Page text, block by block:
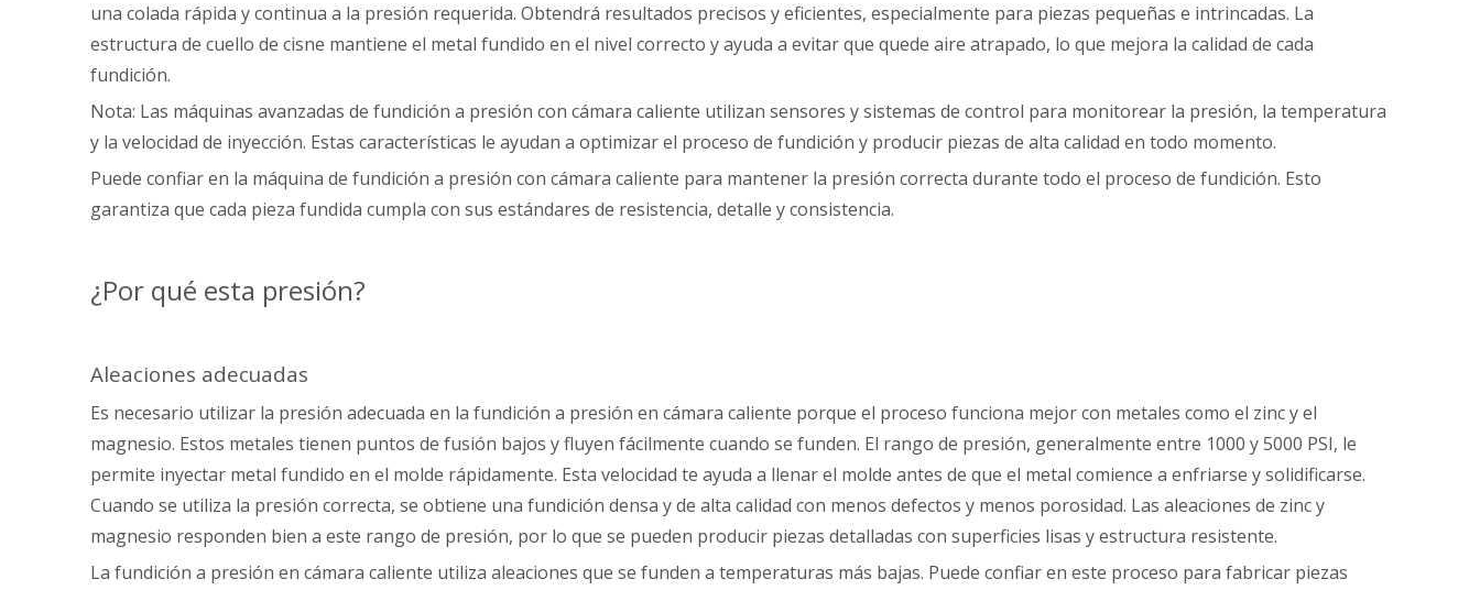
una colada rápida y continua a la presión requerida. Obtendrá resultados precisos y eficientes, especialmente para piezas pequeñas e intrincadas. La
estructura de cuello de cisne mantiene el metal fundido en el nivel correcto y ayuda a evitar que quede aire atrapado, lo que mejora la calidad de cada
fundición.
Nota: Las máquinas avanzadas de fundición a presión con cámara caliente utilizan sensores y sistemas de control para monitorear la presión, la temperatura
y la velocidad de inyección. Estas características le ayudan a optimizar el proceso de fundición y producir piezas de alta calidad en todo momento.
Puede confiar en la máquina de fundición a presión con cámara caliente para mantener la presión correcta durante todo el proceso de fundición. Esto
garantiza que cada pieza fundida cumpla con sus estándares de resistencia, detalle y consistencia.
¿Por qué esta presión?
Aleaciones adecuadas
Es necesario utilizar la presión adecuada en la fundición a presión en cámara caliente porque el proceso funciona mejor con metales como el zinc y el
magnesio. Estos metales tienen puntos de fusión bajos y fluyen fácilmente cuando se funden. El rango de presión, generalmente entre 1000 y 5000 PSI, le
permite inyectar metal fundido en el molde rápidamente. Esta velocidad te ayuda a llenar el molde antes de que el metal comience a enfriarse y solidificarse.
Cuando se utiliza la presión correcta, se obtiene una fundición densa y de alta calidad con menos defectos y menos porosidad. Las aleaciones de zinc y
magnesio responden bien a este rango de presión, por lo que se pueden producir piezas detalladas con superficies lisas y estructura resistente.
La fundición a presión en cámara caliente utiliza aleaciones que se funden a temperaturas más bajas. Puede confiar en este proceso para fabricar piezas